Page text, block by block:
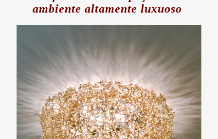
ambiente altamente luxuoso